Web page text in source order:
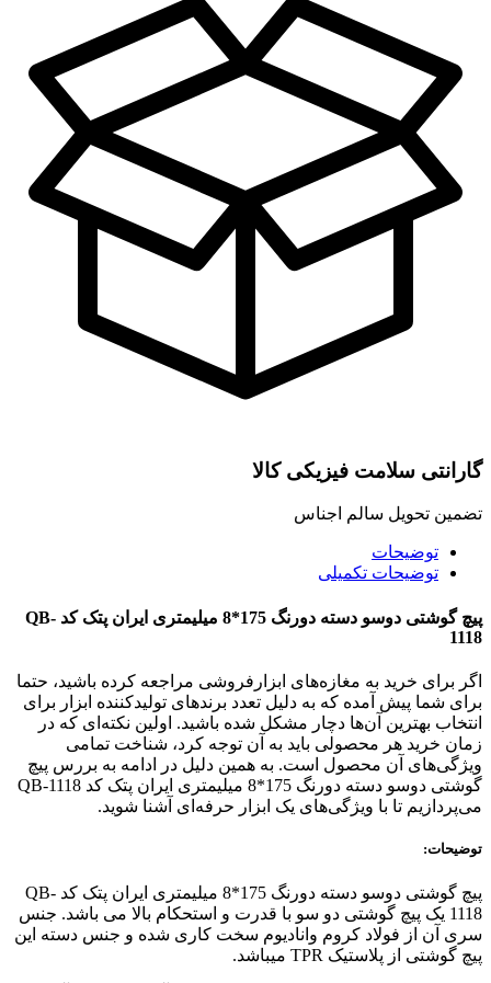
گارانتی سلامت فیزیکی کالا
تضمین تحویل سالم اجناس
توضیحات
توضیحات تکمیلی
پیچ گوشتی دوسو دسته دورنگ 175*8 میلیمتری ایران پتک کد QB-
1118
اگر برای خرید به مغازه‌های ابزارفروشی مراجعه کرده باشید، حتما
برای شما پیش آمده که به دلیل تعدد برندهای تولیدکننده ابزار برای
انتخاب بهترین آن‌ها دچار مشکل شده باشید. اولین نکته‌ای که در
زمان خرید هر محصولی باید به آن توجه کرد، شناخت تمامی
ویژگی‌های آن محصول است. به همین دلیل در ادامه به بررس پیچ
گوشتی دوسو دسته دورنگ 175*8 میلیمتری ایران پتک کد QB-1118
می‌پردازیم تا با ویژگی‌های یک ابزار حرفه‌ای آشنا شوید.
توضیحات:
پیچ گوشتی دوسو دسته دورنگ 175*8 میلیمتری ایران پتک کد QB-
1118 یک پیچ گوشتی دو سو با قدرت و استحکام بالا می باشد. جنس
سری آن از فولاد کروم وانادیوم سخت کاری شده و جنس دسته این
پیچ گوشتی از پلاستیک TPR میباشد.